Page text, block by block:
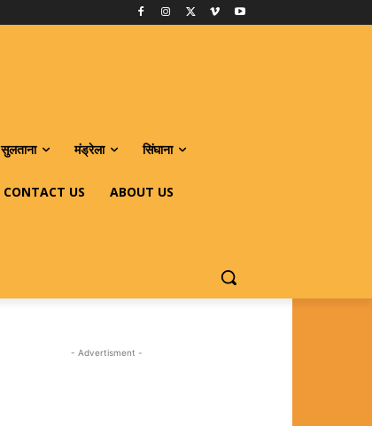
सुलताना मंड्रेला सिंघाना
CONTACT US ABOUT US
- Advertisment -